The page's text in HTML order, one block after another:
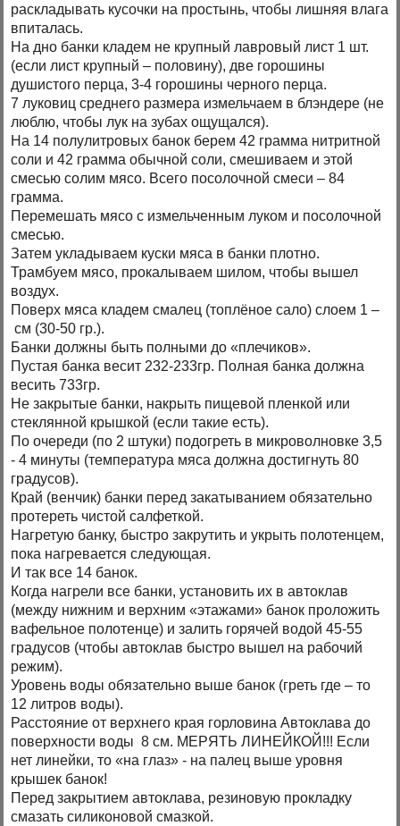
раскладывать кусочки на простынь, чтобы лишняя влага
впиталась.
На дно банки кладем не крупный лавровый лист 1 шт.
(если лист крупный – половину), две горошины
душистого перца, 3-4 горошины черного перца.
7 луковиц среднего размера измельчаем в блэндере (не
люблю, чтобы лук на зубах ощущался).
На 14 полулитровых банок берем 42 грамма нитритной
соли и 42 грамма обычной соли, смешиваем и этой
смесью солим мясо. Всего посолочной смеси – 84
грамма.
Перемешать мясо с измельченным луком и посолочной
смесью.
Затем укладываем куски мяса в банки плотно.
Трамбуем мясо, прокалываем шилом, чтобы вышел
воздух.
Поверх мяса кладем смалец (топлёное сало) слоем 1 –
см (30-50 гр.).
Банки должны быть полными до «плечиков».
Пустая банка весит 232-233гр. Полная банка должна
весить 733гр.
Не закрытые банки, накрыть пищевой пленкой или
стеклянной крышкой (если такие есть).
По очереди (по 2 штуки) подогреть в микроволновке 3,5
- 4 минуты (температура мяса должна достигнуть 80
градусов).
Край (венчик) банки перед закатыванием обязательно
протереть чистой салфеткой.
Нагретую банку, быстро закрутить и укрыть полотенцем,
пока нагревается следующая.
И так все 14 банок.
Когда нагрели все банки, установить их в автоклав
(между нижним и верхним «этажами» банок проложить
вафельное полотенце) и залить горячей водой 45-55
градусов (чтобы автоклав быстро вышел на рабочий
режим).
Уровень воды обязательно выше банок (греть где – то
12 литров воды).
Расстояние от верхнего края горловина Автоклава до
поверхности воды 8 см. МЕРЯТЬ ЛИНЕЙКОЙ!!! Если
нет линейки, то «на глаз» - на палец выше уровня
крышек банок!
Перед закрытием автоклава, резиновую прокладку
смазать силиконовой смазкой.